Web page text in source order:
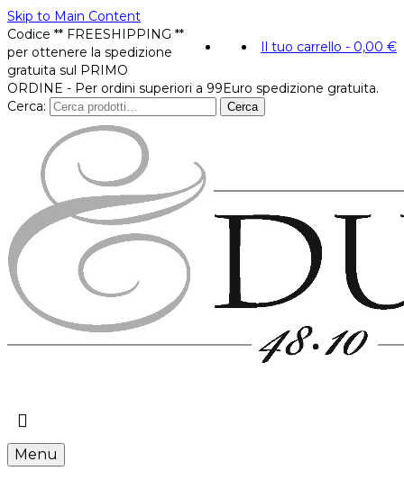
Skip to Main Content
Il tuo carrello - 0,00 €
Codice ** FREESHIPPING **
per ottenere la spedizione
gratuita sul PRIMO
ORDINE - Per ordini superiori a 99Euro spedizione gratuita.
Cerca:
Cerca
Menu